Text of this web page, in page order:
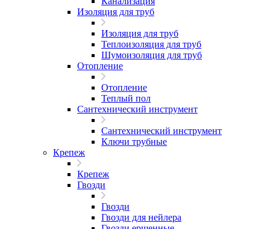
Изоляция для труб
Изоляция для труб
Теплоизоляция для труб
Шумоизоляция для труб
Отопление
Отопление
Теплый пол
Сантехнический инструмент
Сантехнический инструмент
Ключи трубные
Крепеж
Крепеж
Гвозди
Гвозди
Гвозди для нейлера